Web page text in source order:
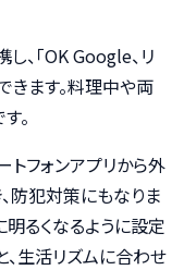
、「OK Google、リ
きます。料理中や両
。
トフォンアプリから外
防犯対策にもなりま
るくなるように設定
、生活リズムに合わせ